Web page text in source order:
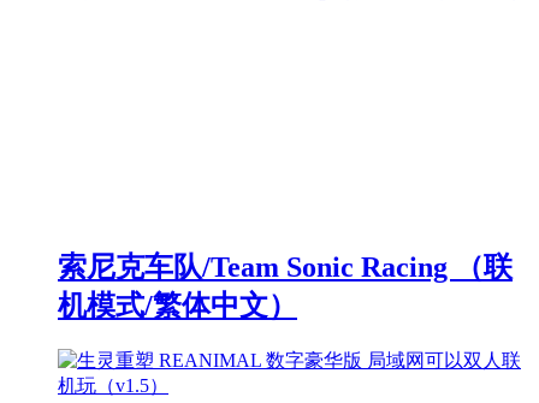
索尼克车队/Team Sonic Racing （联
机模式/繁体中文）